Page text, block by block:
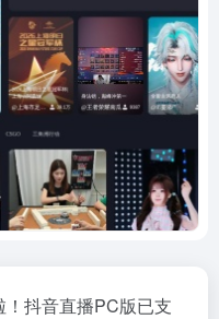
抖音直播PC版已支